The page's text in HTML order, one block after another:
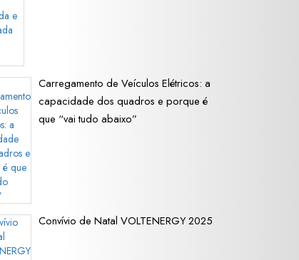
Carregamento de Veículos Elétricos: a
capacidade dos quadros e porque é
que “vai tudo abaixo”
Convívio de Natal VOLTENERGY 2025